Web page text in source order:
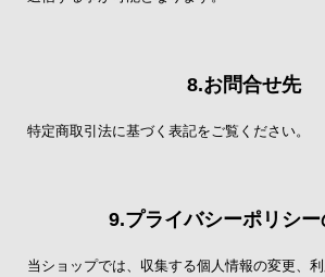
8.お問合せ先
特定商取引法に基づく表記をご覧ください。
9.プライバシーポリシー
当ショップでは、収集する個人情報の変更、